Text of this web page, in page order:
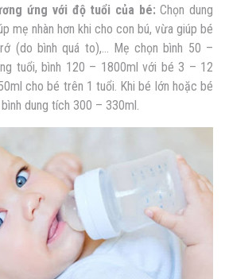
ứng với độ tuổi của bé:Chọn dung
mẹ nhàn hơn khi cho con bú, vừa giúp bé
(do bình quá to),… Mẹ chọn bình 50 –
tuổi, bình 120 – 1800ml với bé 3 – 12
cho bé trên 1 tuổi. Khi bé lớn hoặc bé
dung tích 300 – 330ml.